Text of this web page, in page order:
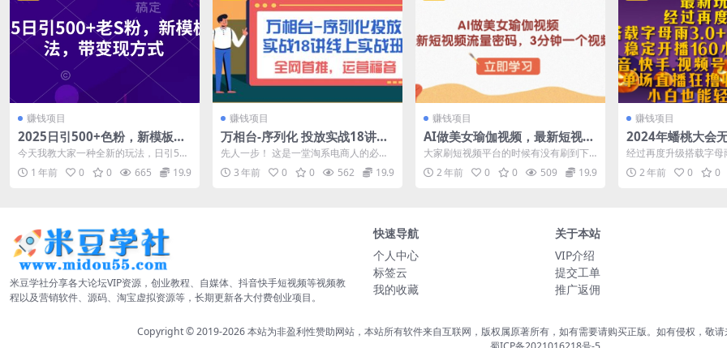
赚钱项目
2025日引500+色粉，新模板玩
法，带变现方式
今天我教大家一种全新的玩法，日引500
老S批，利用剪映模板功能，制作美女视
频。因...
1 年前 0 0 665 19.9
赚钱项目
万相台-序列化 投放实战18讲线
上实战班，全网首推，运营福
音！
先人一步！ 这是一堂淘系电商人的必修
课！ 课程大纲 （课程总课时数为：18
节） ...
3 年前 0 0 562 19.9
赚钱项目
AI做美女瑜伽视频，最新短视频
流量密码，3分钟一个视频
大家刷短视频平台的时候有没有刷到下
面这种视频，一位穿着紧身瑜伽裤的美
女。 各种的...
2 年前 0 0 509 19.9
赚钱项目
2024年蟠桃大会
玩法，稳定开播
规，抖音、快手
用玩法
经过再度升级搭载字
0.抖音、快手、视频号
单...2 年前 0 0
米豆学社分享各大论坛VIP资源，创业教程、自媒体、抖音快手短视频等视频教
程以及营销软件、源码、淘宝虚拟资源等，长期更新各大付费创业项目。
快速导航
个人中心
标签云
我的收藏
关于本站
VIP介绍
提交工单
推广返佣
Copyright © 2019-2026本站为非盈利性赞助网站，本站所有软件来自互联网，版权属原著所有，如有需要请购买正版。如有侵权，敬